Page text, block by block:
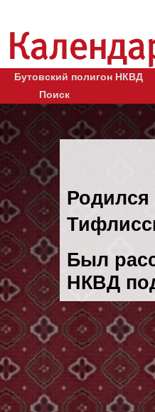
Бутовский полигон НКВД
Поиск
Родился
Был
НКВД